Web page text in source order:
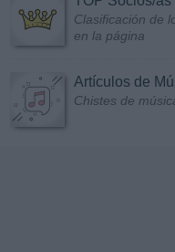
Clasificación de
en la página
Artículos de
Chistes de